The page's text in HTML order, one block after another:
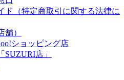
ド（特定商取引に関する法律に
舗）
ショッピング店
SUZURI店」